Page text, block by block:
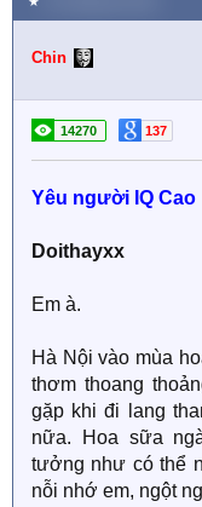
Chin
14270 137
Yêu người IQ Cao
Doithayxx
Em à.
Hà Nội vào mùa
thơm thoang
gặp khi đi lang
nữa. Hoa sữa
tưởng như có thể
nỗi nhớ em, ngột